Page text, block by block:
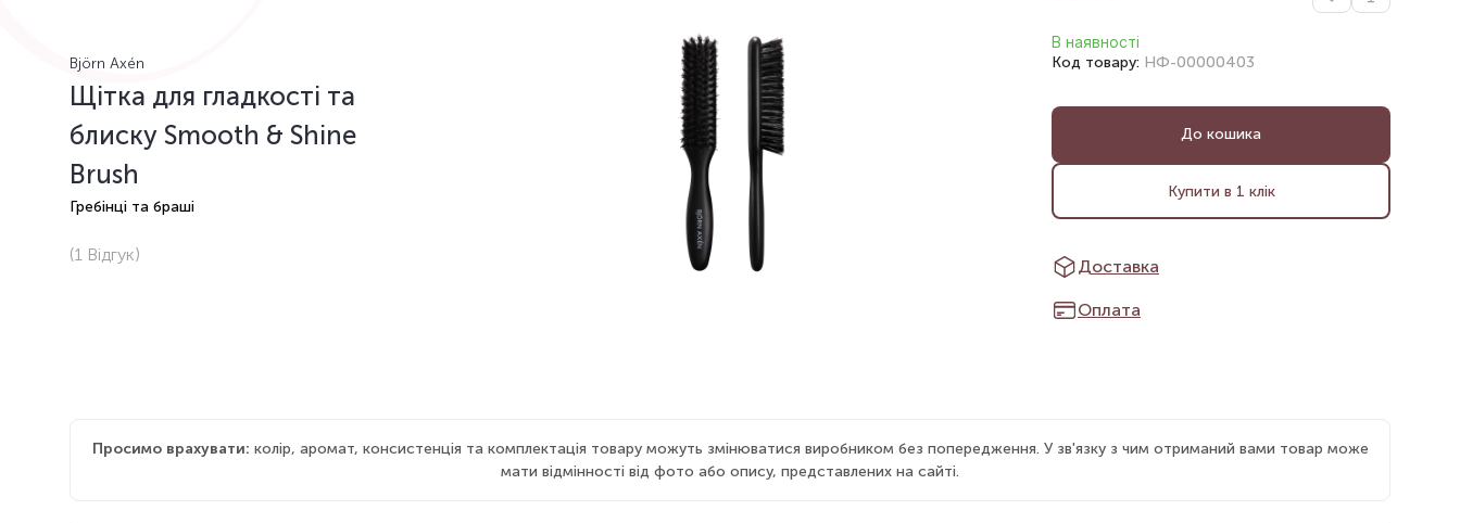
Björn Axén
Щітка для гладкості та
блиску Smooth & Shine
Brush
Гребінці та браші
(1 Відгук)
В наявності
Код товару: НФ-00000403
До кошика
Купити в 1 клік
Доставка
Оплата
Просимо врахувати: колір, аромат, консистенція та комплектація товару можуть змінюватися виробником без попередження. У зв'язку з чим отриманий вами товар може
мати відмінності від фото або опису, представлених на сайті.